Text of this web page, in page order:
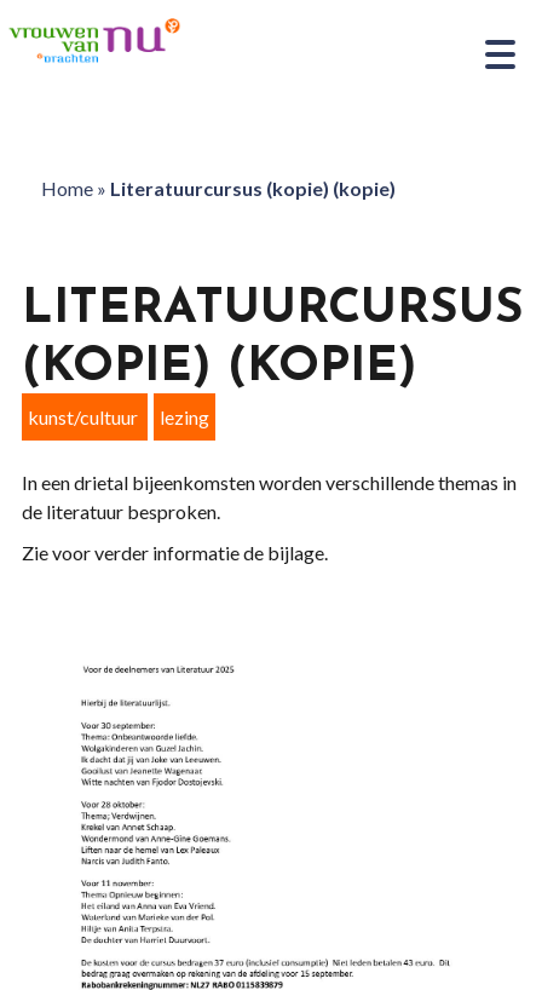
Home» Literatuurcursus (kopie) (kopie)
LITERATUURCURSUS
(KOPIE) (KOPIE)
kunst/cultuur lezing
In een drietal bijeenkomsten worden verschillende themas in
de literatuur besproken.
Zie voor verder informatie de bijlage.